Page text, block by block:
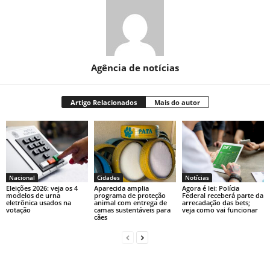
Agência de notícias
Artigo Relacionados Mais do autor
Nacional
Eleições 2026: veja os 4
modelos de urna
eletrônica usados na
votação
Cidades
Aparecida amplia
programa de proteção
animal com entrega de
camas sustentáveis para
cães
Notícias
Agora é lei: Polícia
Federal receberá parte da
arrecadação das bets;
veja como vai funcionar